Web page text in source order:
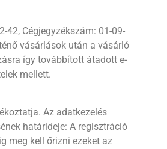
42, Cégjegyzékszám: 01-09-
vásárlások után a vásárló
így továbbított átadott e-
mellett.
Az adatkezelés
határideje: A regisztráció
meg kell őrizni ezeket az